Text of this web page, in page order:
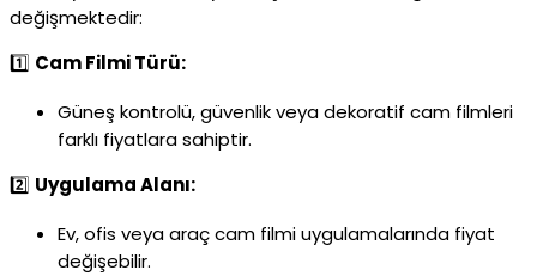
değişmektedir:
1️⃣ Cam Filmi Türü:
Güneş kontrolü, güvenlik veya dekoratif cam filmleri
farklı fiyatlara sahiptir.
2️⃣ Uygulama Alanı:
Ev, ofis veya araç cam filmi uygulamalarında fiyat
değişebilir.